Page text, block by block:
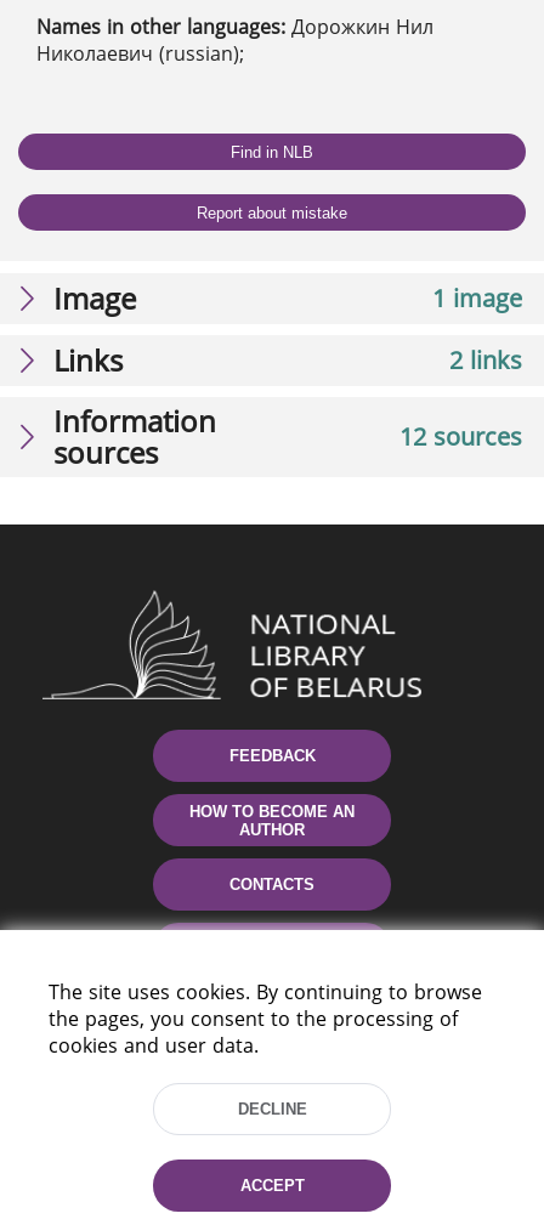
Names in other languages: Дорожкин Нил
Николаевич (russian);
Find in NLB
Report about mistake
1 image
Image
2 links
Links
12 sources
Information
sources
FEEDBACK
HOW TO BECOME AN
AUTHOR
CONTACTS
220114, Niezaležnasci Ave. 116, Minsk,
The site uses cookies. By continuing to browse
the pages, you consent to the processing of
cookies and user data.
DECLINE
ACCEPT